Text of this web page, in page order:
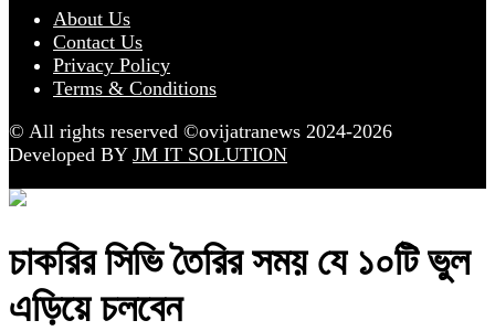
About Us
Contact Us
Privacy Policy
Terms & Conditions
© All rights reserved ©ovijatranews 2024-2026
Developed BY JM IT SOLUTION
চাকরির সিভি তৈরির সময় যে ১০টি ভুল
এড়িয়ে চলবেন